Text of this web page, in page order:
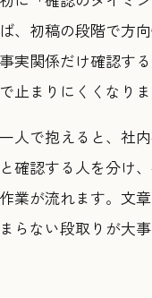
、初稿の段階で方
実関係だけ確認する
止まりにくくなりま
人で抱えると、社
確認する人を分け
業が流れます。文
らない段取りが大事